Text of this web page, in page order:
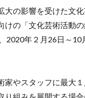
の影響を受けた文
の「文化芸術活動の
2020年２月26日～
やスタッフに最大